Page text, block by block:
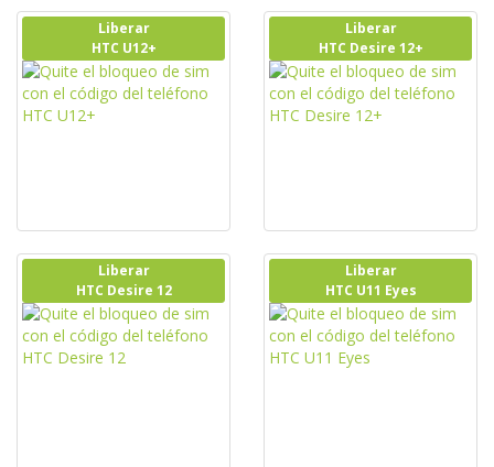
Liberar
HTC U12+
Liberar
HTC Desire 12+
Liberar
HTC Desire 12
Liberar
HTC U11 Eyes